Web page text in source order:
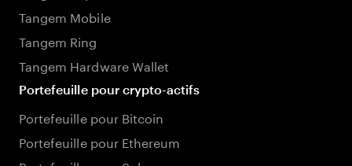
Tangem Mobile
Tangem Ring
Tangem Hardware Wallet
Portefeuille pour crypto-actifs
Portefeuille pour Bitcoin
Portefeuille pour Ethereum